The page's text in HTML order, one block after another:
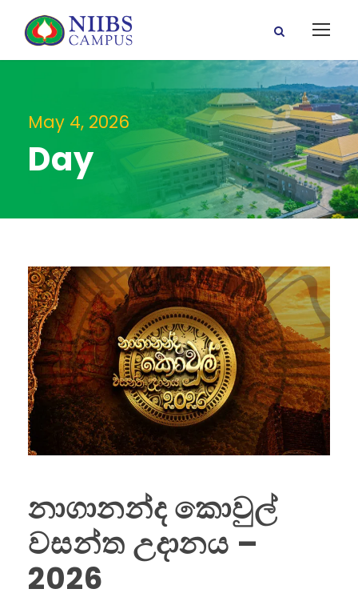
May 4, 2026
Day
නාගානන්ද කොවුල්
වසන්ත උදානය –
2026